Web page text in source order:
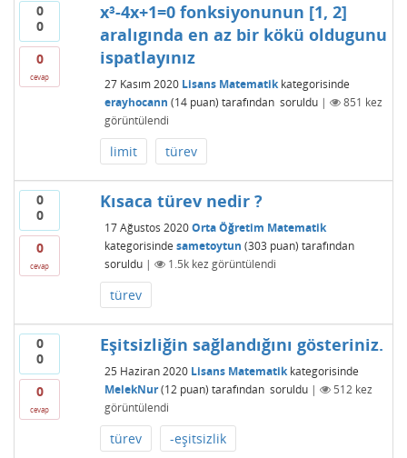
0
0
0
cevap
x³-4x+1=0 fonksiyonunun [1, 2]
aralıgında en az bir kökü oldugunu
ispatlayınız
27 Kasım 2020 Lisans Matematikkategorisinde
erayhocann (14puan) tarafından soruldu | 851 kez
görüntülendi
limit türev
0
0
0
cevap
Kısaca türev nedir ?
17 Ağustos 2020 Orta Öğretim Matematik
kategorisinde sametoytun (303 puan) tarafından
soruldu | 1.5kkez görüntülendi
türev
0
0
0
cevap
Eşitsizliğin sağlandığını gösteriniz.
25 Haziran 2020 Lisans Matematikkategorisinde
MelekNur (12puan) tarafından soruldu | 512kez
görüntülendi
türev -eşitsizlik